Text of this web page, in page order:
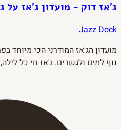
ג'אז דוק - מועדון ג'אז על
Jazz Dock
מועדון הג'אז המודרני הכי מיוחד
נוף למים ולגשרים. ג'אז חי כל